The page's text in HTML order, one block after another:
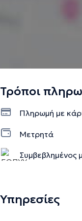
Τρόποι
Πληρωμή με
Μετρητά
Συμβεβλημένος
Υπηρεσίες